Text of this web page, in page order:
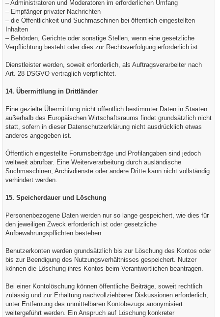
– Administratoren und Moderatoren im erforderlichen Umfang
– Empfänger privater Nachrichten
– die Öffentlichkeit und Suchmaschinen bei öffentlich eingestellten
Inhalten
– Behörden, Gerichte oder sonstige Stellen, wenn eine gesetzliche
Verpflichtung besteht oder dies zur Rechtsverfolgung erforderlich ist
Dienstleister werden, soweit erforderlich, als Auftragsverarbeiter nach
Art. 28 DSGVO vertraglich verpflichtet.
14. Übermittlung in Drittländer
Eine gezielte Übermittlung nicht öffentlich bestimmter Daten in Staaten
außerhalb des Europäischen Wirtschaftsraums findet grundsätzlich nicht
statt, sofern in dieser Datenschutzerklärung nicht ausdrücklich etwas
anderes angegeben ist.
Öffentlich eingestellte Forumsbeiträge und Profilangaben sind jedoch
weltweit abrufbar. Eine Weiterverarbeitung durch ausländische
Suchmaschinen, Archivdienste oder andere Dritte kann nicht vollständig
verhindert werden.
15. Speicherdauer und Löschung
Personenbezogene Daten werden nur so lange gespeichert, wie dies für
den jeweiligen Zweck erforderlich ist oder gesetzliche
Aufbewahrungspflichten bestehen.
Benutzerkonten werden grundsätzlich bis zur Löschung des Kontos oder
bis zur Beendigung des Nutzungsverhältnisses gespeichert. Nutzer
können die Löschung ihres Kontos beim Verantwortlichen beantragen.
Bei einer Kontolöschung können öffentliche Beiträge, soweit rechtlich
zulässig und zur Erhaltung nachvollziehbarer Diskussionen erforderlich,
unter Entfernung des unmittelbaren Kontobezugs anonymisiert
weitergeführt werden. Ein Anspruch auf Löschung konkreter